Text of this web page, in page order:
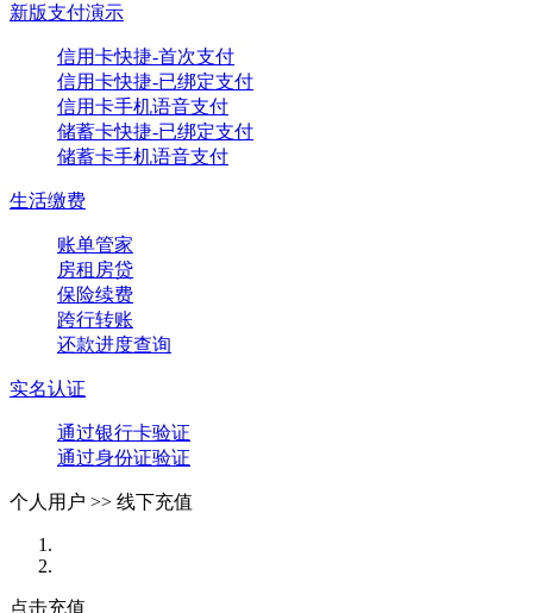
新版支付演示
信用卡快捷-首次支付
信用卡快捷-已绑定支付
信用卡手机语音支付
储蓄卡快捷-已绑定支付
储蓄卡手机语音支付
生活缴费
账单管家
房租房贷
保险续费
跨行转账
还款进度查询
实名认证
通过银行卡验证
通过身份证验证
个人用户 >> 线下充值
点击充值